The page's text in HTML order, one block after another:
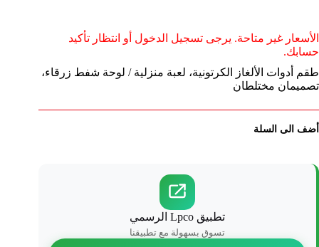
الأسعار غير متاحة. يرجى تسجيل الدخول أو انتظار تأكيد
حسابك.
طقم أدوات الألغاز الكرتونية، لعبة منزلية / لوحة شفط زرقاء،
تصميمان مختلطان
أضف الى السلة
تطبيق Lpco الرسمي
تسوق بسهولة مع تطبيقنا